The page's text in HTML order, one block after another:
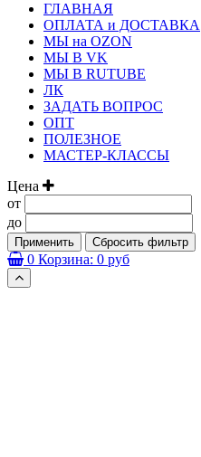
ГЛАВНАЯ
ОПЛАТА и ДОСТАВКА
МЫ на OZON
МЫ В VK
МЫ В RUTUBE
ЛК
ЗАДАТЬ ВОПРОС
ОПТ
ПОЛЕЗНОЕ
МАСТЕР-КЛАССЫ
Цена
от
до
Применить Сбросить фильтр
0 Корзина: 0 руб